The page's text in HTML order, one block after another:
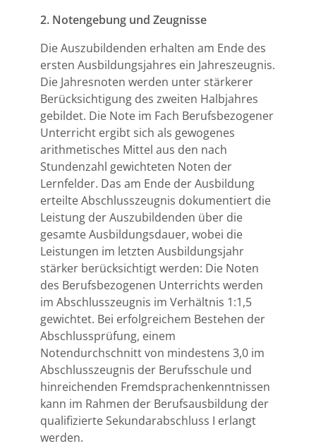
2.Notengebung und Zeugnisse
Die Auszubildenden erhalten am Ende des
ersten Ausbildungsjahres ein Jahreszeugnis.
Die Jahresnoten werden unter stärkerer
Berücksichtigung des zweiten Halbjahres
gebildet. Die Note im Fach Berufsbezogener
Unterricht ergibt sich als gewogenes
arithmetisches Mittel aus den nach
Stundenzahl gewichteten Noten der
Lernfelder. Das am Ende der Ausbildung
erteilte Abschlusszeugnis dokumentiert die
Leistung der Auszubildenden über die
gesamte Ausbildungsdauer, wobei die
Leistungen im letzten Ausbildungsjahr
stärker berücksichtigt werden: Die Noten
des Berufsbezogenen Unterrichts werden
im Abschlusszeugnis im Verhältnis 1:1,5
gewichtet. Bei erfolgreichem Bestehen der
Abschlussprüfung, einem
Notendurchschnitt von mindestens 3,0 im
Abschlusszeugnis der Berufsschule und
hinreichenden Fremdsprachenkenntnissen
kann im Rahmen der Berufsausbildung der
qualifizierte Sekundarabschluss I erlangt
werden.